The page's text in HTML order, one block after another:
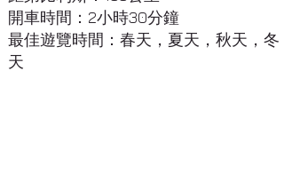
開車時間：2小時30分鐘
最佳遊覽時間：春天，夏天，秋天，冬
天